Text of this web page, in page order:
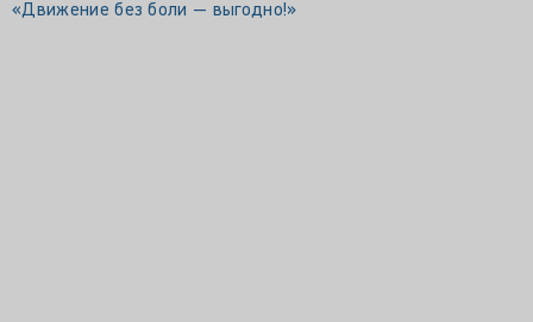
«Движение без боли — выгодно!»